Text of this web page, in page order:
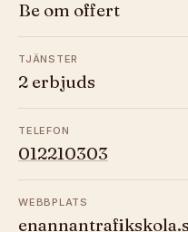
Be om offert
TJÄNSTER
2 erbjuds
TELEFON
012210303
WEBBPLATS